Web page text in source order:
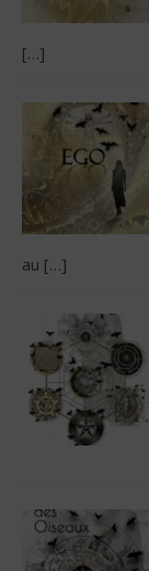
[…]
au […]